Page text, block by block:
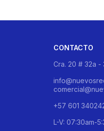
CONTACTO
Cra. 20 # 32a -
+57 601
L-V: 07:30am-